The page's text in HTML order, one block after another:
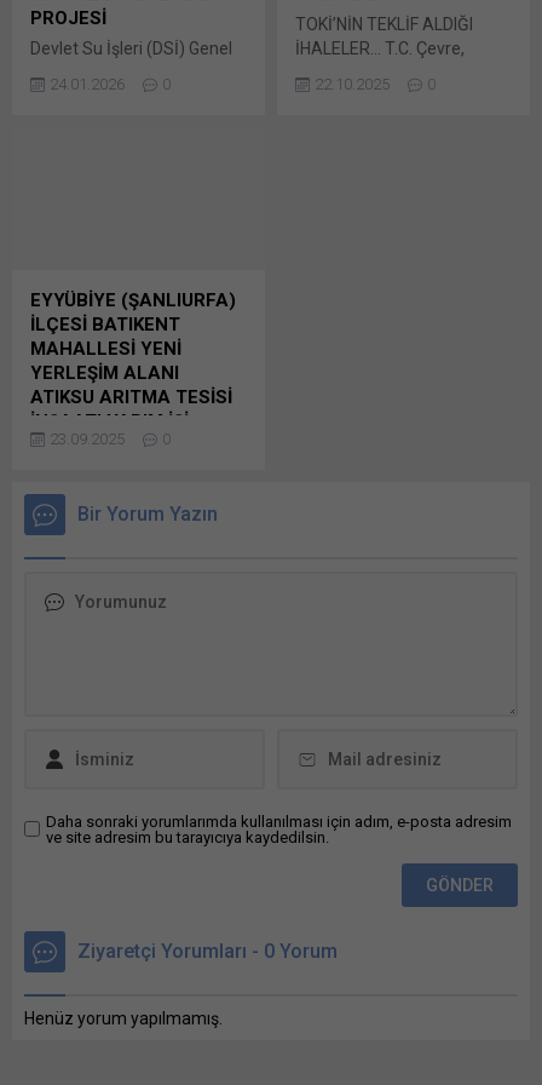
paylaşmak için tıklayın (Yeni
Facebook'ta paylaşmak için
tıklayın (Yeni...
paylaşmak için tıklayın (Yeni
pencerede açılır) X Linkedln
üzerinden paylaşmak için
PROJESİ
Devlet Su İşleri (DSİ) Genel
duyuruya göre, Türkiye Sel
pencerede açılır) X Linkedln
üzerinden paylaşmak için
tıklayın (Yeni pencerede
açılır) LinkedIn WhatsApp'ta
paylaşmak için tıklayın (Yeni
pencerede açılır) WhatsApp
Facebook'ta paylaşmak için
24.01.2026 0
TOKİ’NİN TEKLİF ALDIĞI
İHALELER… T.C. Çevre,
Bakanlığı Toplu Konut
22.10.2025 0
EYYÜBİYE (ŞANLIURFA)
İLÇESİ BATIKENT
MAHALLESİ YENİ
YERLEŞİM ALANI
ATIKSU ARITMA TESİSİ
İNŞAATI YAPIM İŞİ
EYYÜBİYE (ŞANLIURFA)
MAHALLESİ YENİ YERLEŞİM
ALANI ATIKSU ARITMA
ŞİRKETİ YATIRIM
tıklayın (Yeni pencerede
paylaşmak için tıklayın (Yeni
pencerede açılır) WhatsApp
23.09.2025 0
Bir Yorum Yazın
Daha sonraki yorumlarımda kullanılması için adım, e-posta adresim
ve site adresim bu tarayıcıya kaydedilsin.
Ziyaretçi Yorumları - 0 Yorum
Henüz yorum yapılmamış.